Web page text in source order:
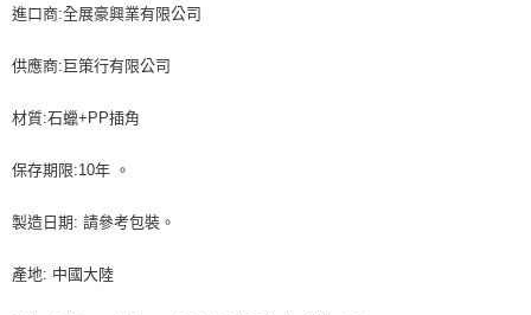
※ 請注意：結帳手續完成當下不需立刻繳費，但若您需要取消訂單，請聯絡
※ 交易是否成功請以「AFTEE先享後付 」之結帳頁面顯示為準，若有關於
客戶支援中心」https://netprotections.freshdesk.com/support/home
【注意事項】
１．透過由恩沛科技股份有限公司提供之「AFTEE先享後付」服務完成之交
權轉讓予恩沛科技股份有限公司。
https://aftee.tw/terms/#terms3
３．未成年的使用者請事先徵得法定代理人或監護人之同意方可使用
每筆NT$90，滿NT$990(含以上)免運費
7-11取貨付款-重量限制含紙箱10kg，請控制商品重量在9~9.5
每筆NT$90，滿NT$990(含以上)免運費
付款後7-11取貨-重量限制含紙箱10kg，請控制商品重量在9~
每筆NT$90，滿NT$990(含以上)免運費
宅配-新竹物流
進口商:全展豪興業有限公司
供應商:巨策行有限公司
材質:石蠟+PP插角
保存期限:10年 。
製造日期: 請參考包裝。
產地: 中國大陸